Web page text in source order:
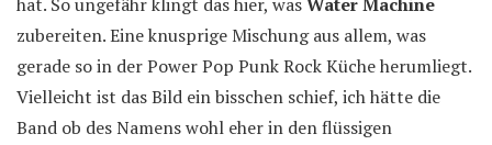
zubereiten. Eine knusprige Mischung aus allem, was
gerade so in der Power Pop Punk Rock Küche herumliegt.
Vielleicht ist das Bild ein bisschen schief, ich hätte die
Band ob des Namens wohl eher in den flüssigen